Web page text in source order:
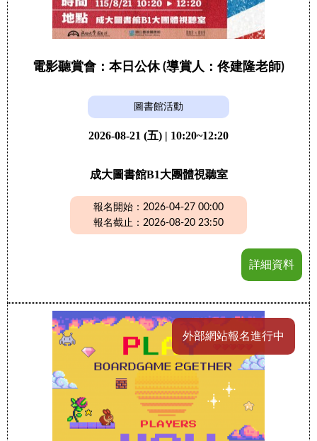
電影聽賞會：本日公休 (導賞人：佟建隆老師)
圖書館活動
2026-08-21 (五) | 10:20~12:20
成大圖書館B1大團體視聽室
報名開始：2026-04-27 00:00
報名截止：2026-08-20 23:50
詳細資料
外部網站報名進行中